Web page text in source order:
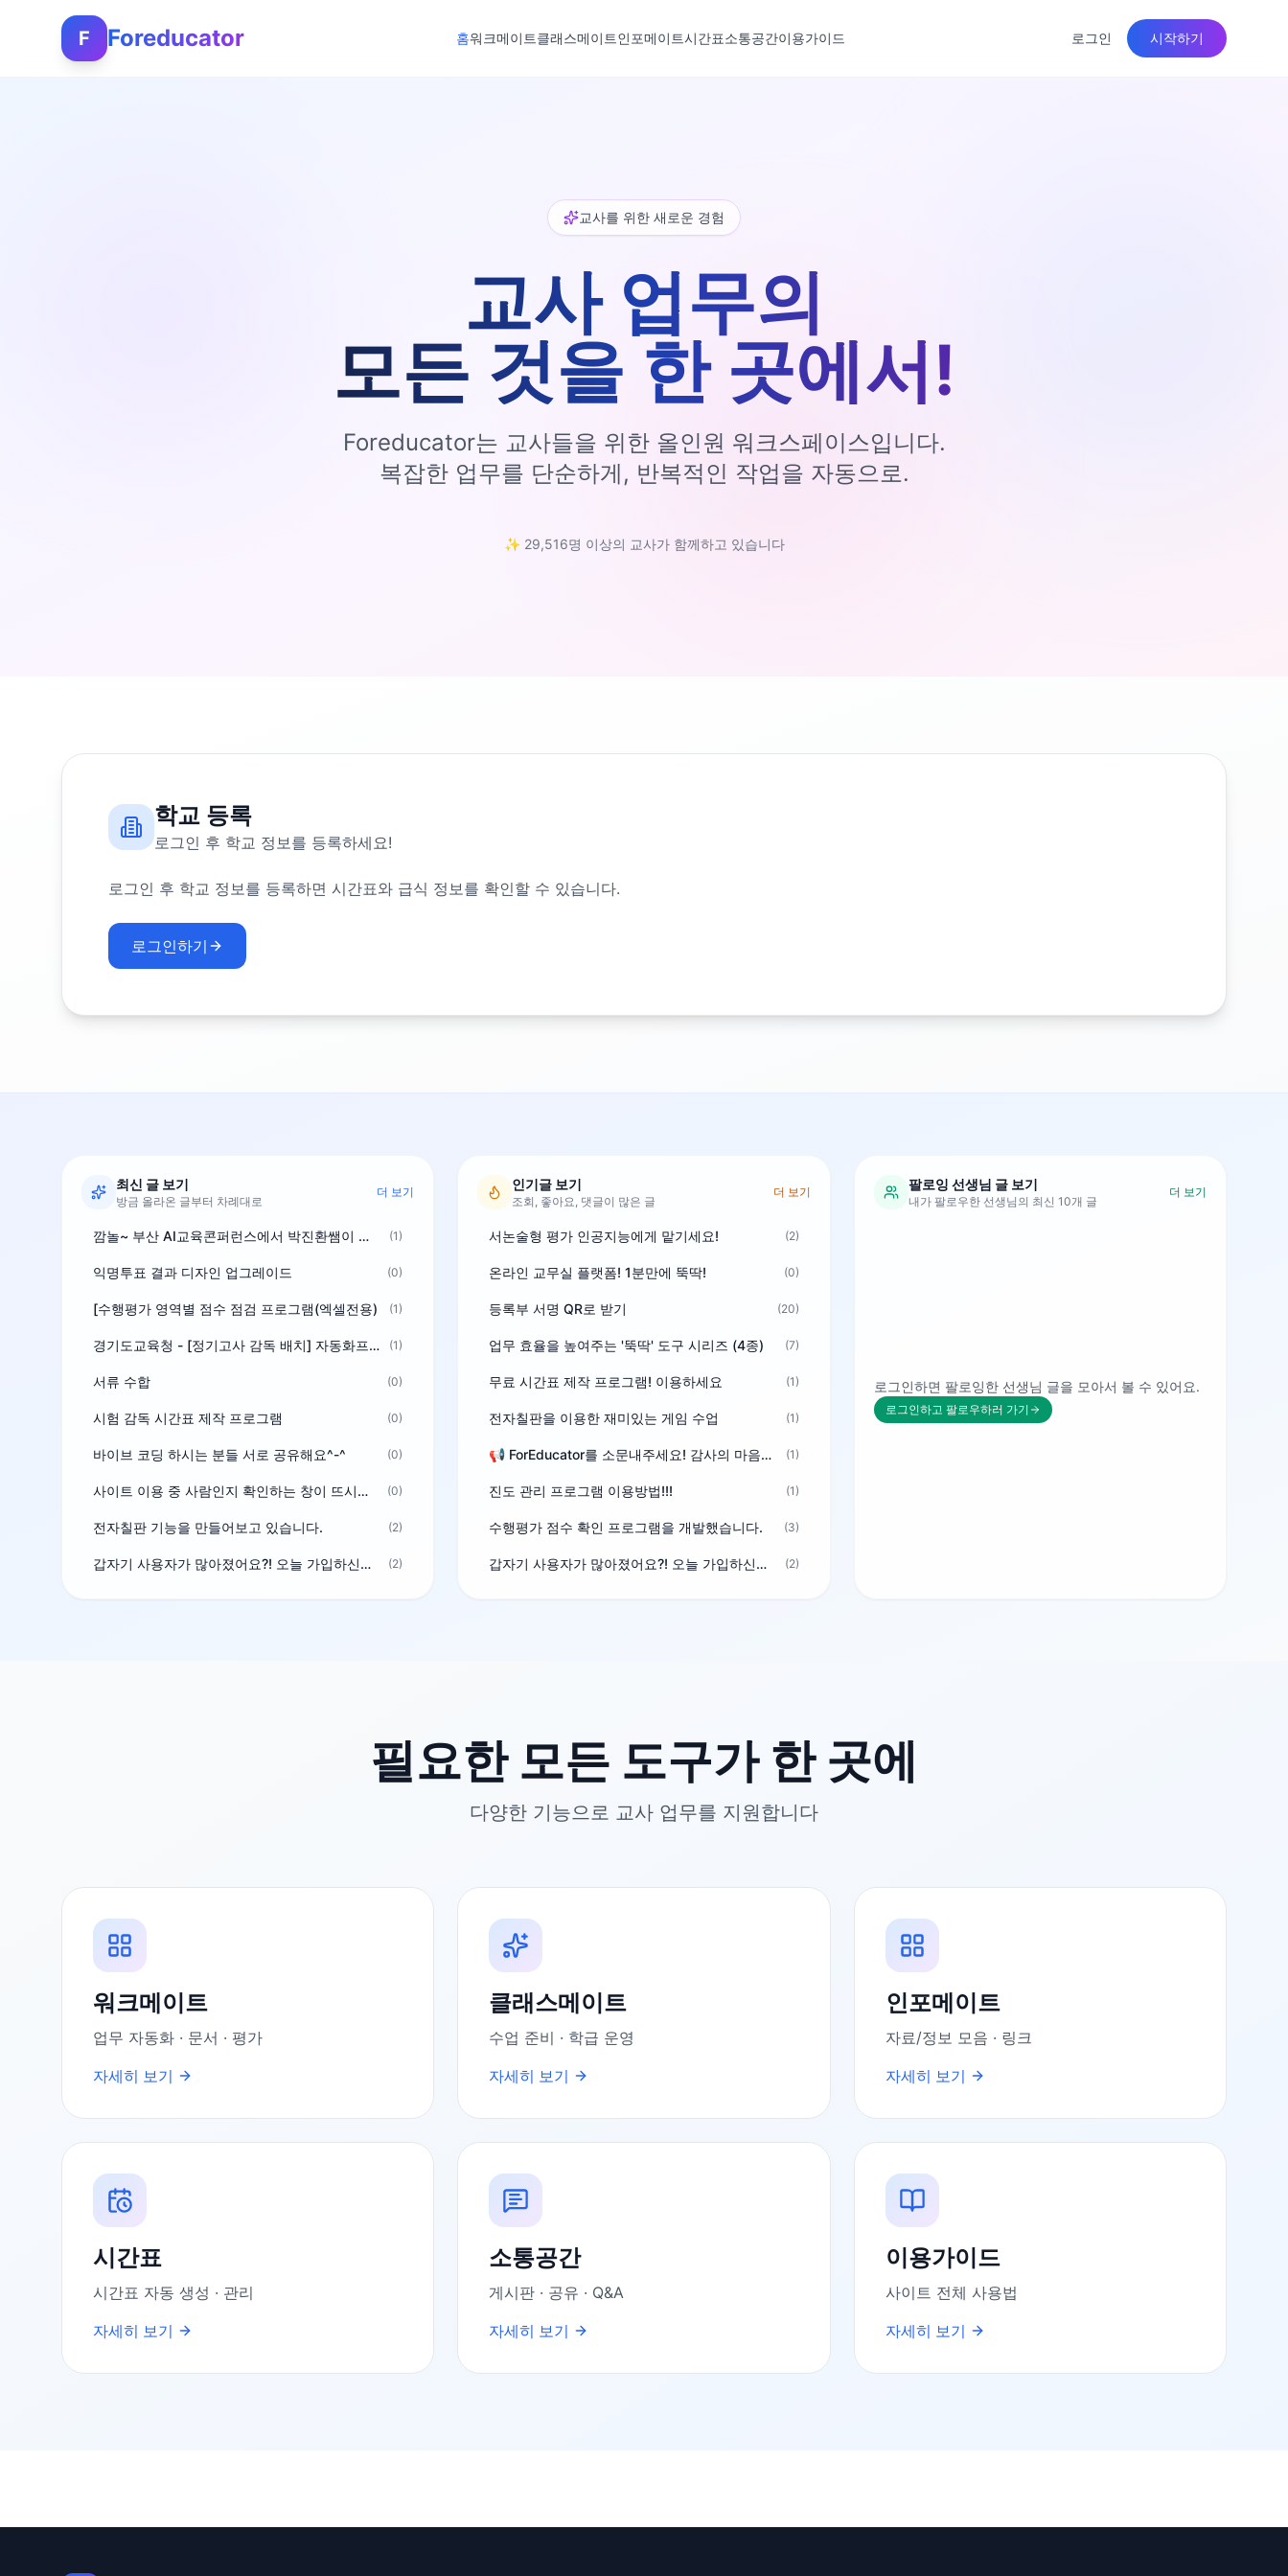
F Foreducator 홈워크메이트클래스메이트인포메이트시간표소통공간이용가이드 로그인 시작하기
교사를 위한 새로운 경험
교사 업무의
모든 것을 한 곳에서!
Foreducator는 교사들을 위한 올인원 워크스페이스입니다.
복잡한 업무를 단순하게, 반복적인 작업을 자동으로.
✨ 29,516명 이상의 교사가 함께하고 있습니다
학교 등록
로그인 후 학교 정보를 등록하세요!
로그인 후 학교 정보를 등록하면 시간표와 급식 정보를 확인할 수 있습니다.
로그인하기
최신 글 보기
방금 올라온 글부터 차례대로
더 보기
깜놀~ 부산 AI교육콘퍼런스에서 박진환쌤이 상받으려 나오셨네요~ ^^ (1)
익명투표 결과 디자인 업그레이드 (0)
[수행평가 영역별 점수 점검 프로그램(엑셀전용) (1)
경기도교육청 - [정기고사 감독 배치] 자동화프로그램 보급 (1)
서류 수합 (0)
시험 감독 시간표 제작 프로그램 (0)
바이브 코딩 하시는 분들 서로 공유해요^-^ (0)
사이트 이용 중 사람인지 확인하는 창이 뜨시는 분은 알려주세요 (0)
전자칠판 기능을 만들어보고 있습니다. (2)
갑자기 사용자가 많아졌어요?! 오늘 가입하신분^^ (2)
인기글 보기
조회, 좋아요, 댓글이 많은 글
더 보기
서논술형 평가 인공지능에게 맡기세요! (2)
온라인 교무실 플랫폼! 1분만에 뚝딱! (0)
등록부 서명 QR로 받기 (20)
업무 효율을 높여주는 '뚝딱' 도구 시리즈 (4종) (7)
무료 시간표 제작 프로그램! 이용하세요 (1)
전자칠판을 이용한 재미있는 게임 수업 (1)
📢 ForEducator를 소문내주세요! 감사의 마음을 담은 포인트 선물 (1)
진도 관리 프로그램 이용방법!!! (1)
수행평가 점수 확인 프로그램을 개발했습니다. (3)
갑자기 사용자가 많아졌어요?! 오늘 가입하신분^^ (2)
팔로잉 선생님 글 보기
내가 팔로우한 선생님의 최신 10개 글
더 보기
로그인하면 팔로잉한 선생님 글을 모아서 볼 수 있어요.
로그인하고 팔로우하러 가기
필요한 모든 도구가 한 곳에
다양한 기능으로 교사 업무를 지원합니다
워크메이트
업무 자동화 · 문서 · 평가
자세히 보기
클래스메이트
수업 준비 · 학급 운영
자세히 보기
인포메이트
자료/정보 모음 · 링크
자세히 보기
시간표
시간표 자동 생성 · 관리
자세히 보기
소통공간
게시판 · 공유 · Q&A
자세히 보기
이용가이드
사이트 전체 사용법
자세히 보기